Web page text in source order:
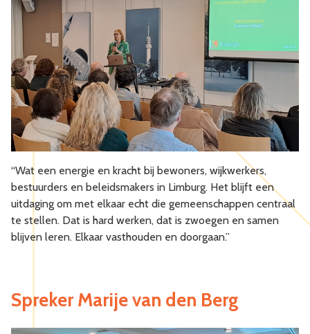
“Wat een energie en kracht bij bewoners, wijkwerkers,
bestuurders en beleidsmakers in Limburg. Het blijft een
uitdaging om met elkaar echt die gemeenschappen centraal
te stellen. Dat is hard werken, dat is zwoegen en samen
blijven leren. Elkaar vasthouden en doorgaan.”
Spreker Marije van den Berg